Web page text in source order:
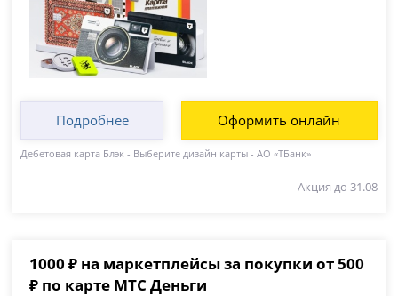
Подробнее Оформить онлайн
Дебетовая карта Блэк - Выберите дизайн карты - АО «ТБанк»
Акция до 31.08
1000 ₽ на маркетплейсы за покупки от 500
₽ по карте МТС Деньги